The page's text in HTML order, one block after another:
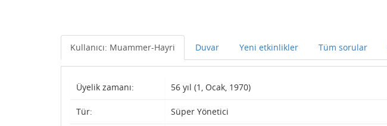
Kullanıcı: Muammer-Hayri Duvar Yeni etkinlikler Tüm sorular
Üyelik zamanı: 56 yıl (1, Ocak, 1970)
Tür: Süper Yönetici